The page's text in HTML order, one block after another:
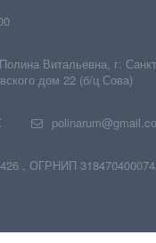
Витальевна, г.
дом 22 (б/ц Сова)
, ОГРНИП